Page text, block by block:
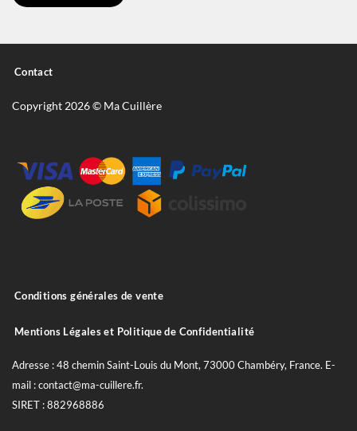
Contact
Copyright 2026 © Ma Cuillère
Conditions générales de vente
Mentions Légales et Politique de Confidentialité
Adresse : 48 chemin Saint-Louis du Mont, 73000 Chambéry, France. E-
mail : contact@ma-cuillere.fr.
SIRET : 882968886